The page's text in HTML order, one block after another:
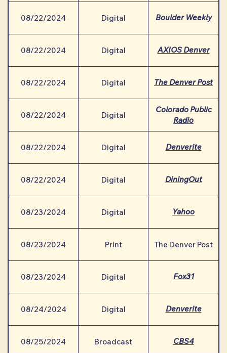
08/22/2024 Digital Boulder Weekly
08/22/2024 Digital AXIOS Denver
08/22/2024 Digital The Denver Post
08/22/2024 Digital
Colorado Public
Radio
08/22/2024 Digital Denverite
08/22/2024 Digital DiningOut
08/23/2024 Digital Yahoo
08/23/2024 Print The Denver Post
08/23/2024 Digital Fox31
08/24/2024 Digital Denverite
08/25/2024 Broadcast CBS4